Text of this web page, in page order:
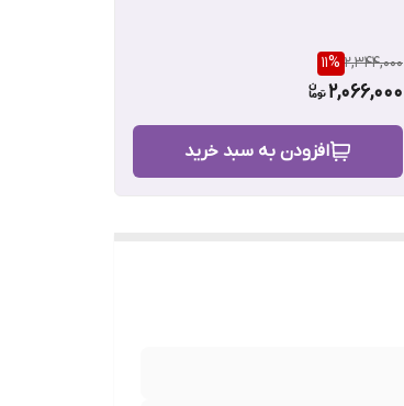
2,344,000
11%
2,066,000
افزودن به سبد خرید